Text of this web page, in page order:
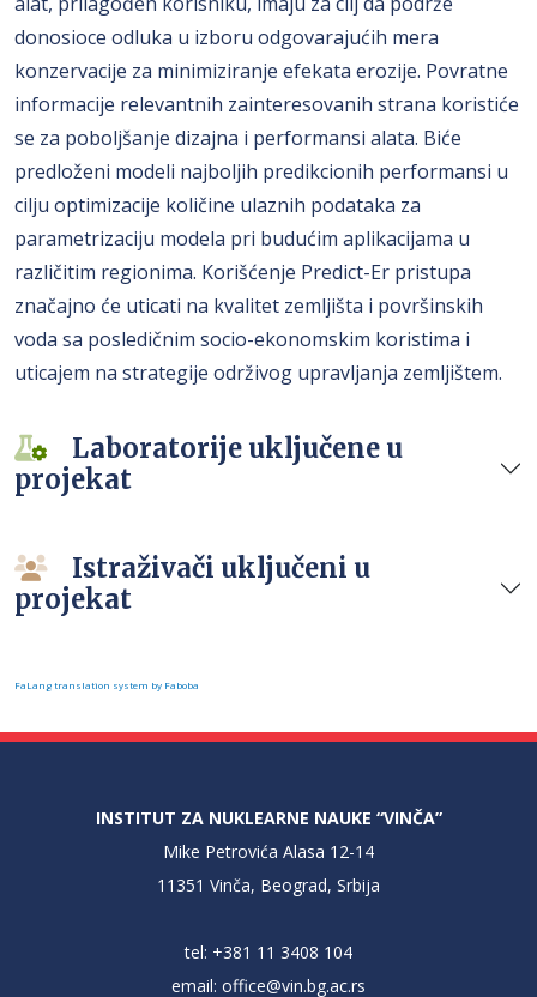
donosioce odluka u izboru odgovarajućih mera
konzervacije za minimiziranje efekata erozije. Povratne
informacije relevantnih zainteresovanih strana koristiće
se za poboljšanje dizajna i performansi alata. Biće
predloženi modeli najboljih predikcionih performansi u
cilju optimizacije količine ulaznih podataka za
parametrizaciju modela pri budućim aplikacijama u
različitim regionima. Korišćenje Predict-Er pristupa
značajno će uticati na kvalitet zemljišta i površinskih
voda sa posledičnim socio-ekonomskim koristima i
uticajem na strategije održivog upravljanja zemljištem.
Laboratorije uključene u
projekat
Istraživači uključeni u
projekat
FaLang translation system by Faboba
INSTITUT ZA NUKLEARNE NAUKE “VINČA”
Mike Petrovića Alasa 12-14
11351 Vinča, Beograd, Srbija
tel: +381 11 3408 104
email: office@vin.bg.ac.rs